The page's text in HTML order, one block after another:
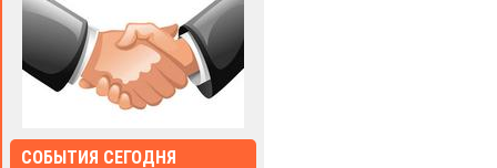
СОБЫТИЯ СЕГОДНЯ